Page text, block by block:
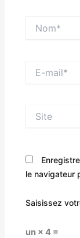
mail*
le navigateur
Saisissez
un × 4 =